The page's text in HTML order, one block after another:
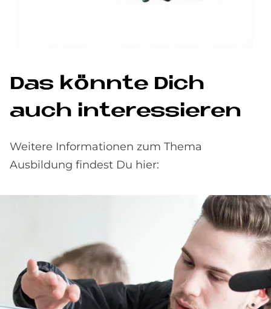
Das könn­te Dich
auch in­ter­es­sie­ren
Weitere Informationen zum Thema
Ausbildung findest Du hier: